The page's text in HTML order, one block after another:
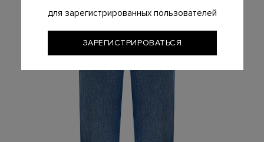
для зарегистрированных пользователей
ЗАРЕГИСТРИРОВАТЬСЯ